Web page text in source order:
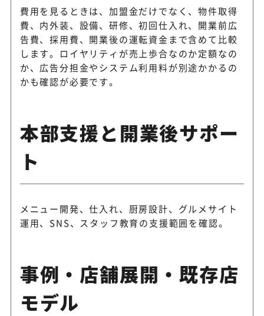
費用を見るときは、加盟金だけでなく、物件取得
費、内外装、設備、研修、初回仕入れ、開業前広
告費、採用費、開業後の運転資金まで含めて比較
します。ロイヤリティが売上歩合なのか定額なの
か、広告分担金やシステム利用料が別途かかるの
かも確認が必要です。
本部支援と開業後サポー
ト
メニュー開発、仕入れ、厨房設計、グルメサイト
運用、SNS、スタッフ教育の支援範囲を確認。
事例・店舗展開・既存店
モデル